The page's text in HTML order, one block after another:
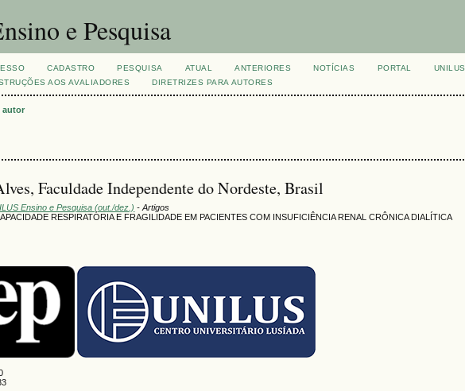
e Pesquisa
CADASTRO PESQUISA ATUAL ANTERIORES NOTÍCIAS PORTAL UNILUS
AOS AVALIADORES DIRETRIZES PARA AUTORES
autor
Faculdade Independente do Nordeste, Brasil
Ensino e Pesquisa (out./dez.) - Artigos
RESPIRATÓRIA E FRAGILIDADE EM PACIENTES COM INSUFICIÊNCIA RENAL CRÔNICA DIALÍTICA